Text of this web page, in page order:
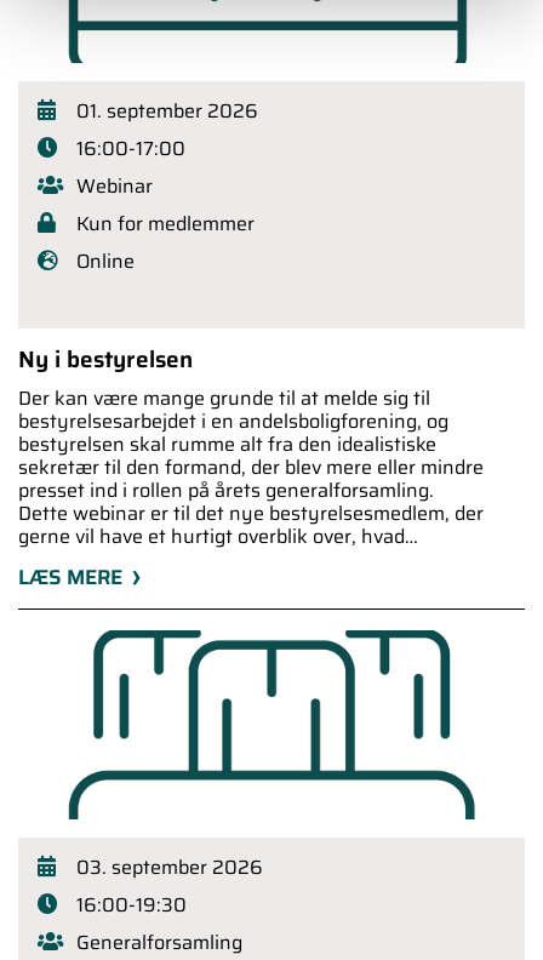
Ny i bestyrelsen
Der kan være mange grunde til at melde sig til
bestyrelsesarbejdet i en andelsboligforening, og
bestyrelsen skal rumme alt fra den idealistiske
sekretær til den formand, der blev mere eller mindre
presset ind i rollen på årets generalforsamling.
Dette webinar er til det nye bestyrelsesmedlem, der
gerne vil have et hurtigt overblik over, hvad…
LÆS MERE
01. september 2026
16:00-17:00
Webinar
Kun for medlemmer
Online
03. september 2026
16:00-19:30
Generalforsamling